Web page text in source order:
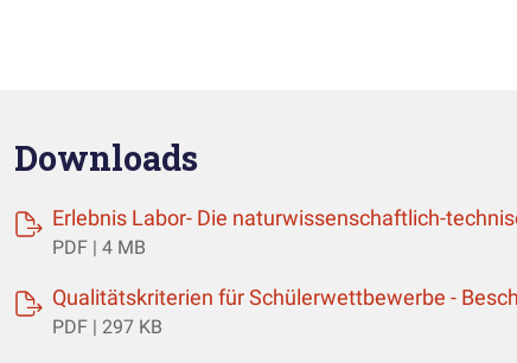
Downloads
Erlebnis Labor- Die naturwissenschaftlich-
PDF | 4 MB
Qualitätskriterien für Schülerwettbewerbe -
PDF | 297 KB